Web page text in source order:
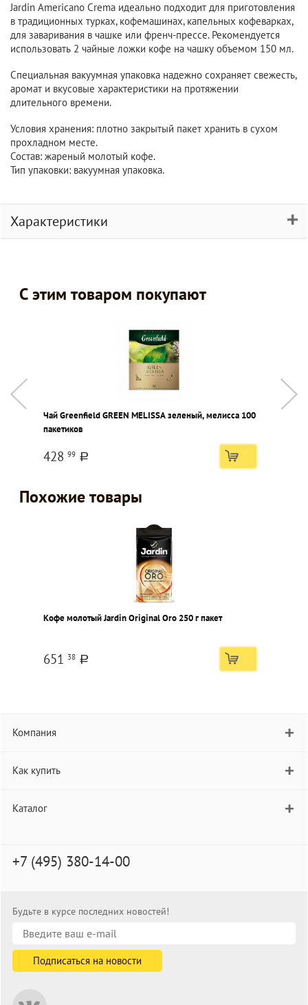
Jardin Americano Crema идеально подходит для приготовления
в традиционных турках, кофемашинах, капельных кофеварках,
для заваривания в чашке или френч-прессе. Рекомендуется
использовать 2 чайные ложки кофе на чашку объемом 150 мл.
Специальная вакуумная упаковка надежно сохраняет свежесть,
аромат и вкусовые характеристики на протяжении
длительного времени.
Условия хранения: плотно закрытый пакет хранить в сухом
прохладном месте.
Состав: жареный молотый кофе.
Тип упаковки: вакуумная упаковка.
Характеристики
С этим товаром покупают
Чай Greenfield GREEN MELISSA зеленый, мелисса 100
пакетиков
428 99 a
Похожие товары
Кофе молотый Jardin Original Oro 250 г пакет
651 38 a
Компания
Как купить
Каталог
+7 (495) 380-14-00
Будьте в курсе последних новостей!